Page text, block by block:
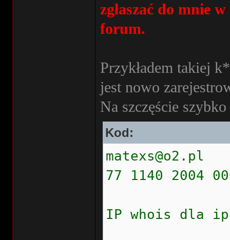
zgłaszać do mnie
forum.
Przykładem takiej
jest nowo
Na szczęście
Kod:
matexs@o2.pl
77 1140 2004
IP whois dla